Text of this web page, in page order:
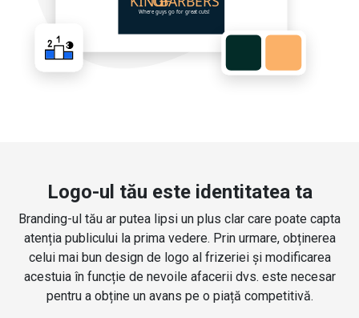
Logo-ul tău este identitatea ta
Branding-ul tău ar putea lipsi un plus clar care poate capta
atenția publicului la prima vedere. Prin urmare, obținerea
celui mai bun design de logo al frizeriei și modificarea
acestuia în funcție de nevoile afacerii dvs. este necesar
pentru a obține un avans pe o piață competitivă.